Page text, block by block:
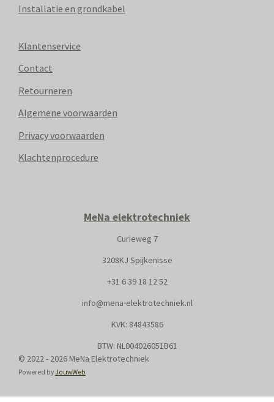
Installatie en grondkabel
Klantenservice
Contact
Retourneren
Algemene voorwaarden
Privacy voorwaarden
Klachtenprocedure
MeNa elektrotechniek
Curieweg 7
3208KJ Spijkenisse
+31 6 39 18 12 52
info@mena-elektrotechniek.nl
KVK: 84843586
BTW: NL004026051B61
© 2022 - 2026 MeNa Elektrotechniek
Powered by JouwWeb